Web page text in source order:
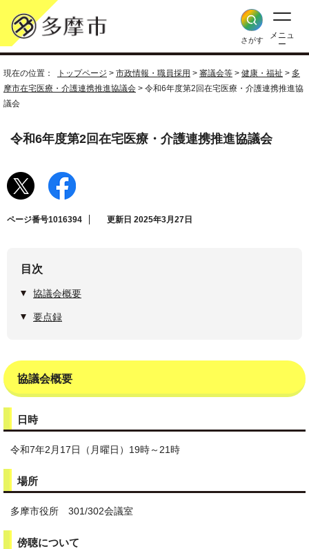
さがす
メニュ
ー
現在の位置： トップページ > 市政情報・職員採用 > 審議会等 > 健康・福祉 > 多
摩市在宅医療・介護連携推進協議会 > 令和6年度第2回在宅医療・介護連携推進協
議会
令和6年度第2回在宅医療・介護連携推進協議会
ページ番号1016394 更新日 2025年3月27日
目次
協議会概要
要点録
協議会概要
日時
令和7年2月17日（月曜日）19時～21時
場所
多摩市役所 301/302会議室
傍聴について